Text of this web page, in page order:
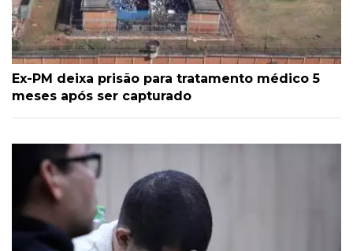
Ex-PM deixa prisão para tratamento médico 5
meses após ser capturado